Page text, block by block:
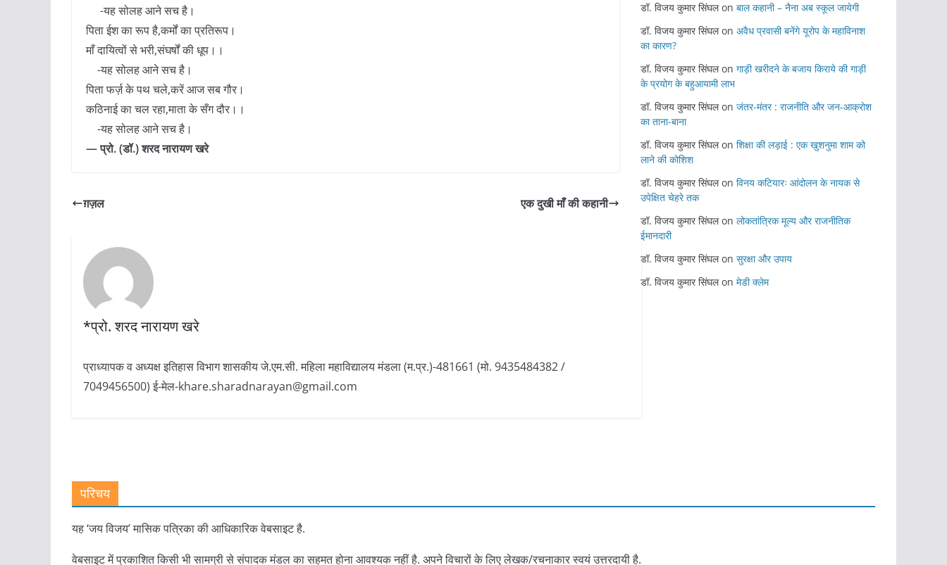
-यह सोलह आने सच है।
पिता ईश का रूप है,कर्मों का प्रतिरूप।
माँ दायित्वों से भरी,संघर्षों की धूप।।
-यह सोलह आने सच है।
पिता फर्ज़ के पथ चले,करें आज सब गौर।
कठिनाई का चल रहा,माता के सँग दौर।।
-यह सोलह आने सच है।
— प्रो. (डॉ.) शरद नारायण खरे
ग़ज़ल एक दुखी माँ की कहानी
*प्रो. शरद नारायण खरे
प्राध्यापक व अध्यक्ष इतिहास विभाग शासकीय जे.एम.सी. महिला महाविद्यालय मंडला (म.प्र.)-481661 (मो. 9435484382 /
7049456500) ई-मेल-khare.sharadnarayan@gmail.com
डॉ. विजय कुमार सिंघलon बाल कहानी – नैना अब स्कूल जायेगी
डॉ. विजय कुमार सिंघलon अवैध प्रवासी बनेंगे यूरोप के महाविनाश
का कारण?
डॉ. विजय कुमार सिंघलon गाड़ी खरीदने के बजाय किराये की गाड़ी
के प्रयोग के बहुआयामी लाभ
डॉ. विजय कुमार सिंघलon जंतर-मंतर : राजनीति और जन-आक्रोश
का ताना-बाना
डॉ. विजय कुमार सिंघलon शिक्षा की लड़ाई : एक खुशनुमा शाम को
लाने की कोशिश
डॉ. विजय कुमार सिंघलon विनय कटियारः आंदोलन के नायक से
उपेक्षित चेहरे तक
डॉ. विजय कुमार सिंघलon लोकतांत्रिक मूल्य और राजनीतिक
ईमानदारी
डॉ. विजय कुमार सिंघलon सुरक्षा और उपाय
डॉ. विजय कुमार सिंघलon मेडी क्लेम
परिचय
यह ‘जय विजय’ मासिक पत्रिका की आधिकारिक वेबसाइट है.
वेबसाइट में प्रकाशित किसी भी सामग्री से संपादक मंडल का सहमत होना आवश्यक नहीं है. अपने विचारों के लिए लेखक/रचनाकार स्वयं उत्तरदायी है.